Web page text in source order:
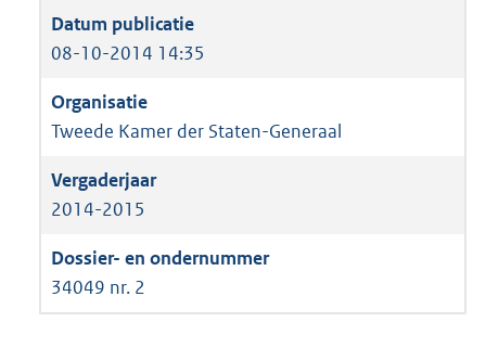
08-10-2014 14:35
Tweede Kamer der Staten-Generaal
2014-2015
34049 nr. 2